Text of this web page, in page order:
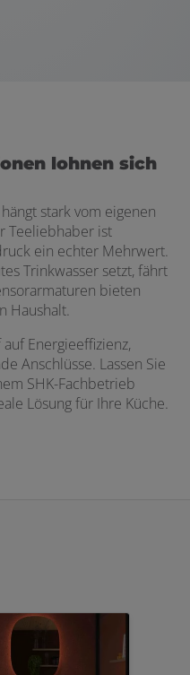
lohnen sich
stark vom eigenen
Teeliebhaber ist
ein echter Mehrwert.
Trinkwasser setzt, fährt
bieten
Haushalt.
Energieeffizienz,
Anschlüsse. Lassen Sie
SHK-Fachbetrieb
Lösung für Ihre Küche.